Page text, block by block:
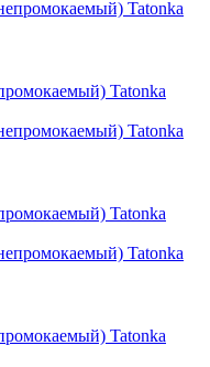
Tatonka
Tatonka
Tatonka